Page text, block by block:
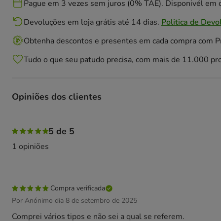
Pague em 3 vezes sem juros (0% TAE). Disponivél
Devoluções em loja grátis até 14 dias. Politica de
Obtenha descontos e presentes em cada compra com
Tudo o que seu patudo precisa, com mais de 11.000
Opiniões dos clientes
5 de 5
1 opiniões
Compra verificada
Por Anónimo dia 8 de setembro de 2025
Comprei vários tipos e não sei a qual se referem.